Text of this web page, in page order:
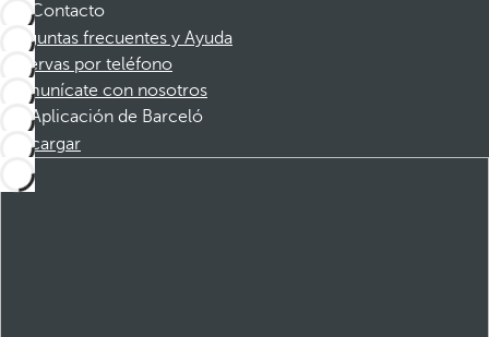
Contacto
Preguntas frecuentes y Ayuda
Reservas por teléfono
Comunícate con nosotros
Aplicación de Barceló
Descargar